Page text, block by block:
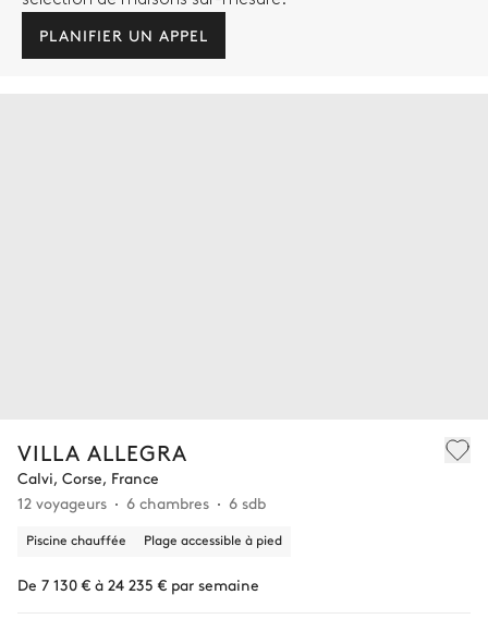
PLANIFIER UN APPEL
VILLA ALLEGRA
Calvi, Corse, France
12 voyageurs
6 chambres 6 sdb
Piscine chauffée Plage accessible à pied
De 7 130 € à 24 235 € par semaine